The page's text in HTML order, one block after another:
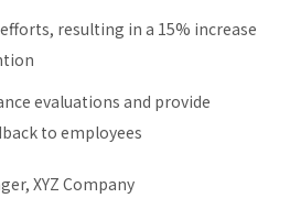
resulting in a 15% increase
evaluations and provide
to employees
XYZ Company